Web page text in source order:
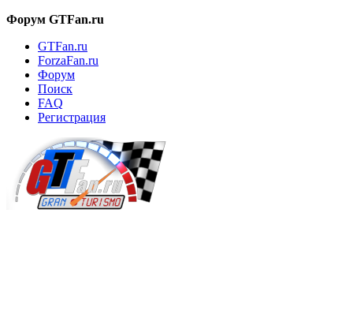
Форум GTFan.ru
GTFan.ru
ForzaFan.ru
Форум
Поиск
FAQ
Регистрация